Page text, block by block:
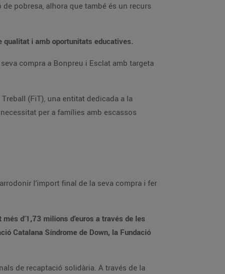
pobresa, alhora que també és un recurs
qualitat i amb oportunitats educatives.
compra a Bonpreu i Esclat amb targeta
(FiT), una entitat dedicada a la
per a famílies amb escassos
l’import final de la seva compra i fer
d’1,73 milions d’euros a través de les
Catalana Síndrome de Down, la Fundació
de recaptació solidària. A través de la